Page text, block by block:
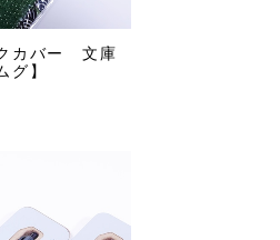
カバー 文庫
グ】